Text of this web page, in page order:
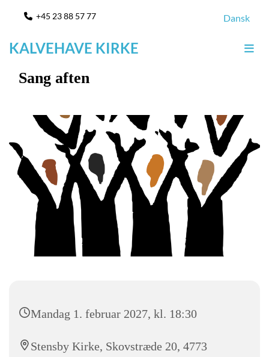
 +45 23 88 57 77 Dansk
KALVEHAVE KIRKE
Sang aften
Mandag 1. februar 2027, kl. 18:30
Stensby Kirke, Skovstræde 20, 4773